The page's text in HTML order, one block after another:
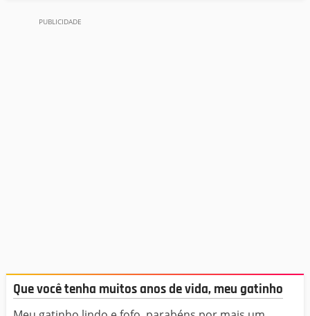
Que você tenha muitos anos de vida, meu gatinho